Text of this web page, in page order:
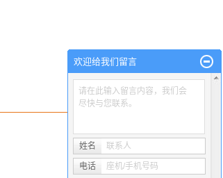
欢迎给我们留言
请在此输入留言内容，我们会
尽快与您联系。
姓名 联系人
电话 座机/手机号码